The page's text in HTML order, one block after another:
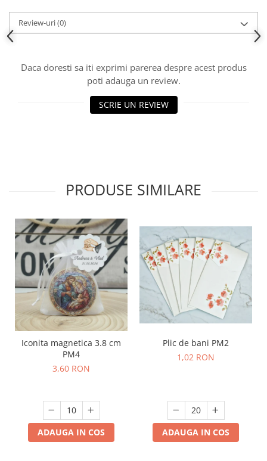
Review-uri(0)
Daca doresti sa iti exprimi parerea despre acest produs
poti adauga un review.
SCRIE UN REVIEW
PRODUSE SIMILARE
Iconita magnetica 3.8 cm
PM4
3,60 RON
ADAUGA IN COS
Plic de bani PM2
1,02 RON
ADAUGA IN COS